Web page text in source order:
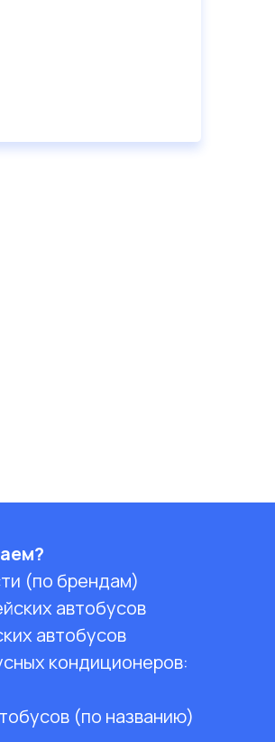
(по брендам)
автобусов
автобусов
кондиционеров:
(по названию)